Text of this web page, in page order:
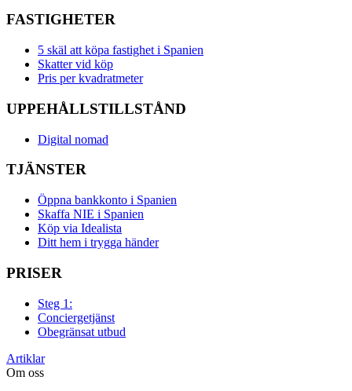
FASTIGHETER
5 skäl att köpa fastighet i Spanien
Skatter vid köp
Pris per kvadratmeter
UPPEHÅLLSTILLSTÅND
Digital nomad
TJÄNSTER
Öppna bankkonto i Spanien
Skaffa NIE i Spanien
Köp via Idealista
Ditt hem i trygga händer
PRISER
Steg 1:
Conciergetjänst
Obegränsat utbud
Artiklar
Om oss